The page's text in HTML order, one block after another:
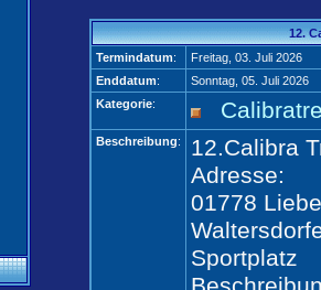
12.
Termindatum:
Freitag, 03. Juli 2026
Enddatum:
Sonntag, 05. Juli 2026
Kategorie:
Beschreibung:
12.Calibra
Adresse:
01778
Sportplatz